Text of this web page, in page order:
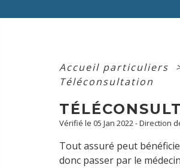
Accueil particuliers
Téléconsultation
Vérifié le 05 Jan 2022 -
Tout assuré peut
donc passer par le